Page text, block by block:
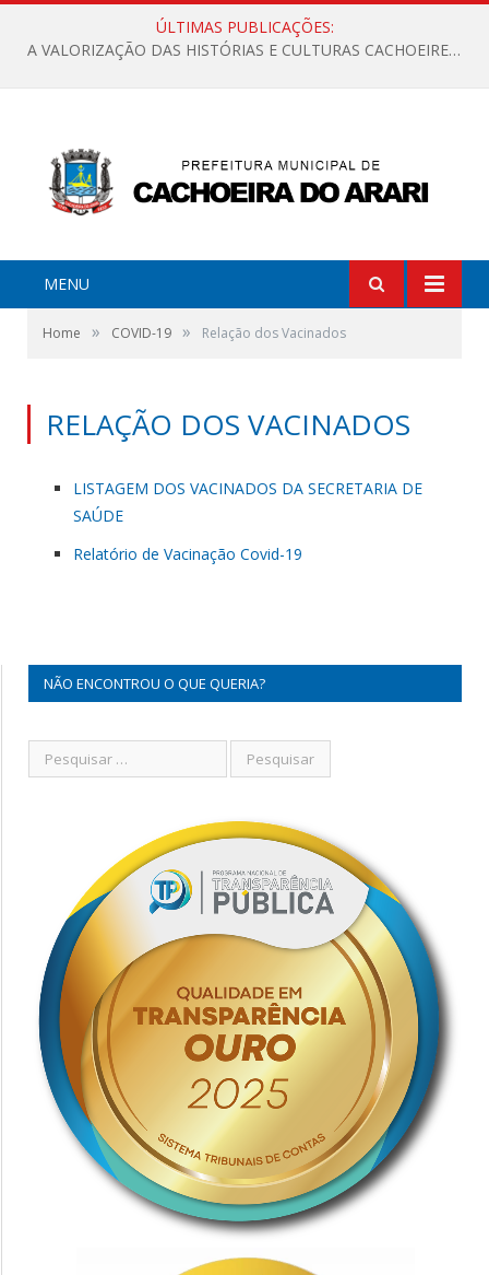
ÚLTIMAS PUBLICAÇÕES:
A VALORIZAÇÃO DAS HISTÓRIAS E CULTURAS CACHOEIRENSES
MENU
Home » COVID-19 » Relação dos Vacinados
RELAÇÃO DOS VACINADOS
LISTAGEM DOS VACINADOS DA SECRETARIA DE
SAÚDE
Relatório de Vacinação Covid-19
NÃO ENCONTROU O QUE QUERIA?